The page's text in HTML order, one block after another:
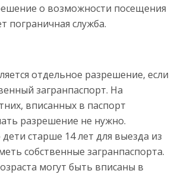
о возможности посещения
пограничная служба.
отдельное разрешение, если
загранпаспорт. На
вписанных в паспорт
разрешение не нужно.
старше 14 лет для выезда из
собственные загранпаспорта.
могут быть вписаны в